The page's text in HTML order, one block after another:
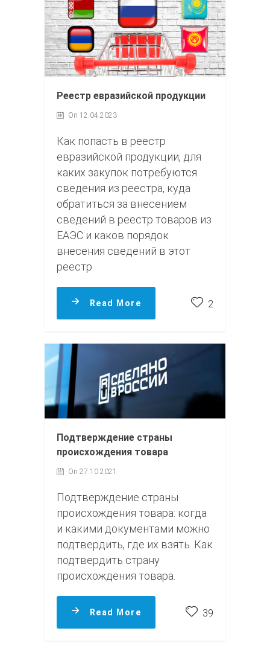
Реестр евразийской продукции
On 12.04.2023
Как попасть в реестр
евразийской продукции, для
каких закупок потребуются
сведения из реестра, куда
обратиться за внесением
сведений в реестр товаров из
ЕАЭС и каков порядок
внесения сведений в этот
реестр.
Read More 2
Подтверждение страны
происхождения товара
On 27.10.2021
Подтверждение страны
происхождения товара: когда
и какими документами можно
подтвердить, где их взять. Как
подтвердить страну
происхождения товара.
Read More 39